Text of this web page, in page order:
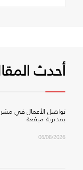
أحدث
تواصل الأعمال في
بمديرية ميفعة
06/08/2026